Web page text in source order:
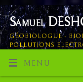
Samuel
GÉOBIOLOGUE -
POLLUTIONS
MENU